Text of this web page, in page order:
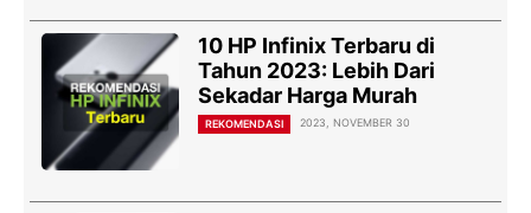
10 HP Infinix Terbaru di
Tahun 2023: Lebih Dari
Sekadar Harga Murah
REKOMENDASI 2023, NOVEMBER 30